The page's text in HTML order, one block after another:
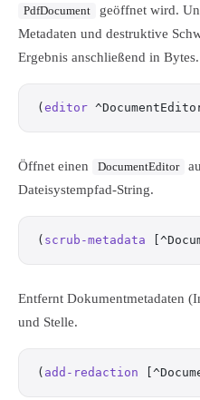
PdfDocument
geöffnet wird.
Metadaten und destruktive
Ergebnis anschließend in Bytes.
( editor
Öffnet einen DocumentEditor
Dateisystempfad-String.
( scrub-metadata
Entfernt Dokumentmetadaten
und Stelle.
( add-redaction